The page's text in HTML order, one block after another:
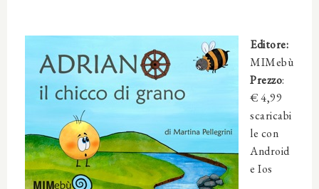
Editore:
MIMebù
Prezzo:
€4,99
scaricabi
le con
Android
e Ios